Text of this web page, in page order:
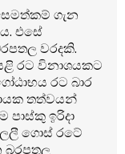
ගැන
එසේ
වරදකි.
රට විනාශයකට
රට බාර
තත්වයන්
ඉරිදා
ගොස් රටේ
බරපතල